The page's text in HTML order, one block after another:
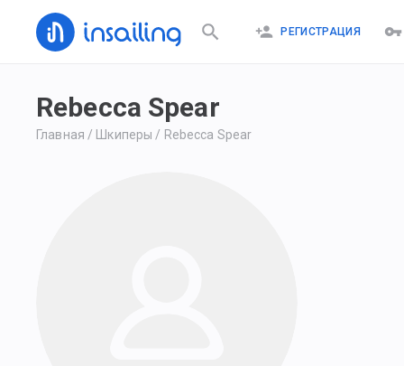
РЕГИСТРАЦИЯ
Rebecca Spear
Главная / Шкиперы / Rebecca Spear